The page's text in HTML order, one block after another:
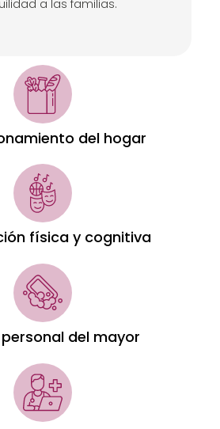
a las familias.
del hogar
física y cognitiva
personal del mayor